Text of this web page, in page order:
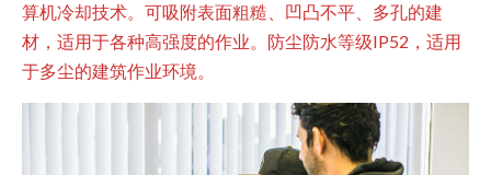
算机冷却技术。可吸附表面粗糙、凹凸不平、多孔的建
材，适用于各种高强度的作业。防尘防水等级IP52，适用
于多尘的建筑作业环境。